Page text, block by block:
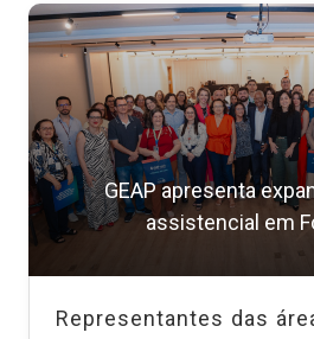
GEAP apresenta
assistencial em
Representantes das